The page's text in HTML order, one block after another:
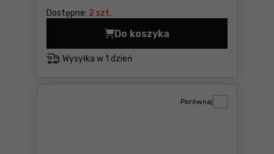
Dostępne: 2 szt.
Wysyłka w 1 dzień
Do koszyka
Zszywki DeWalt DSTSX12Z
Porównaj